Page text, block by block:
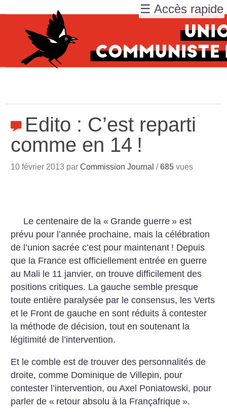
Edito : C’est reparti
comme en 14 !
10 février 2013 parCommission Journal /685 vues
Le centenaire de la « Grande guerre » est
prévu pour l’année prochaine, mais la célébration
de l’union sacrée c’est pour maintenant ! Depuis
que la France est officiellement entrée en guerre
au Mali le 11 janvier, on trouve difficilement des
positions critiques. La gauche semble presque
toute entière paralysée par le consensus, les Verts
et le Front de gauche en sont réduits à contester
la méthode de décision, tout en soutenant la
légitimité de l’intervention.
Et le comble est de trouver des personnalités de
droite, comme Dominique de Villepin, pour
contester l’intervention, ou Axel Poniatowski, pour
parler de « retour absolu à la Françafrique ».
☰ Accès rapide